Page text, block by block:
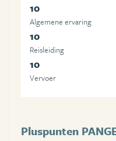
10
Algemene ervaring
10
Reisleiding
10
Vervoer
Pluspunten